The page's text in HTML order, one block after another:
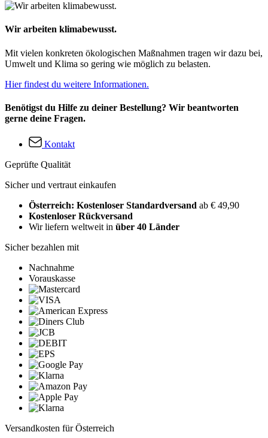
Wir arbeiten klimabewusst.
Mit vielen konkreten ökologischen Maßnahmen tragen wir dazu bei,
Umwelt und Klima so gering wie möglich zu belasten.
Hier findest du weitere Informationen.
Benötigst du Hilfe zu deiner Bestellung? Wir beantworten
gerne deine Fragen.
Kontakt
Geprüfte Qualität
Sicher und vertraut einkaufen
Österreich: Kostenloser Standardversand ab € 49,90
Kostenloser Rückversand
Wir liefern weltweit in über 40 Länder
Sicher bezahlen mit
Nachnahme
Vorauskasse
Versandkosten für Österreich